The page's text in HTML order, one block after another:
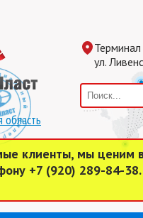
область
ул.
клиенты, мы ценим
+7 (920) 289-84-